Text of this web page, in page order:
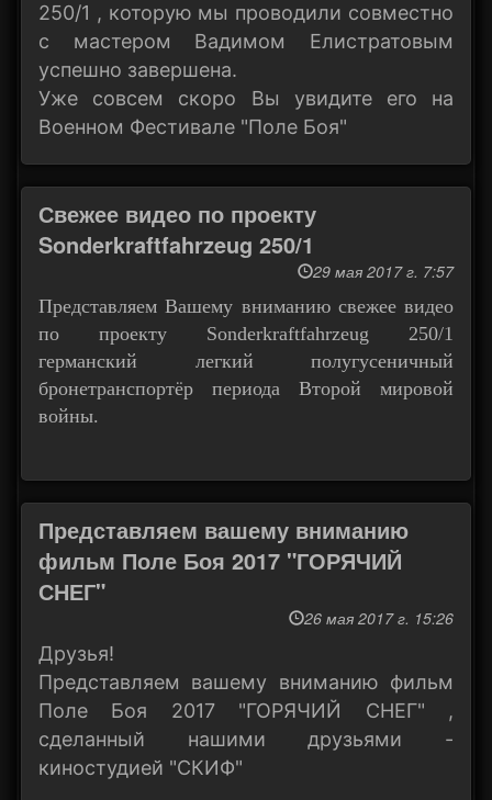
250/1 , которую мы проводили совместно
с мастером Вадимом Елистратовым
успешно завершена.
Уже совсем скоро Вы увидите его на
Военном Фестивале "Поле Боя"
Свежее видео по проекту
Sonderkraftfahrzeug 250/1
29 мая 2017 г. 7:57
Представляем Вашему вниманию свежее видео
по проекту Sonderkraftfahrzeug 250/1
германский легкий полугусеничный
бронетранспортёр периода Второй мировой
войны.
Представляем вашему вниманию
фильм Поле Боя 2017 "ГОРЯЧИЙ
СНЕГ"
26 мая 2017 г. 15:26
Друзья!
Представляем вашему вниманию фильм
Поле Боя 2017 "ГОРЯЧИЙ СНЕГ" ,
сделанный нашими друзьями -
киностудией "СКИФ"